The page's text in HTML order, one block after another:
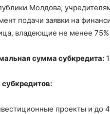
Молдова,
подачи заявки на
владеющие не менее
сумма субкредита:
проекты и до